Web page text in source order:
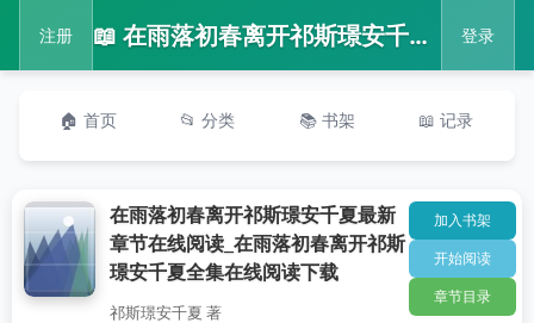
注册 📖 在雨落初春离开祁斯璟安千夏最新章节在线阅读_在雨落初春离开祁斯璟安千夏全集在线阅读下载 登录
🏠 首页 📂 分类 📚 书架 📖 记录
在雨落初春离开祁斯璟安千夏最新
章节在线阅读_在雨落初春离开祁斯
璟安千夏全集在线阅读下载
祁斯璟安千夏 著
加入书架
开始阅读
章节目录